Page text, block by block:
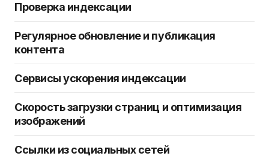
Проверка индексации
Регулярное обновление и публикация
контента
Сервисы ускорения индексации
Скорость загрузки страниц и оптимизация
изображений
Ссылки из социальных сетей